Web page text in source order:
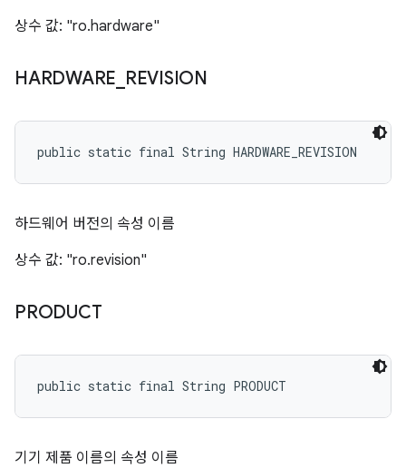
상수 값: "ro.hardware"
HARDWARE REVISION
public static final String HARDWARE_REVISION
하드웨어 버전의 속성 이름
상수 값: "ro.revision"
PRODUCT
public static final String PRODUCT
기기 제품 이름의 속성 이름